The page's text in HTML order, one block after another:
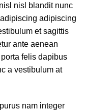
nisl blandit nunc
adipiscing
et sagittis
ante aenean
felis dapibus
a vestibulum at
nam integer